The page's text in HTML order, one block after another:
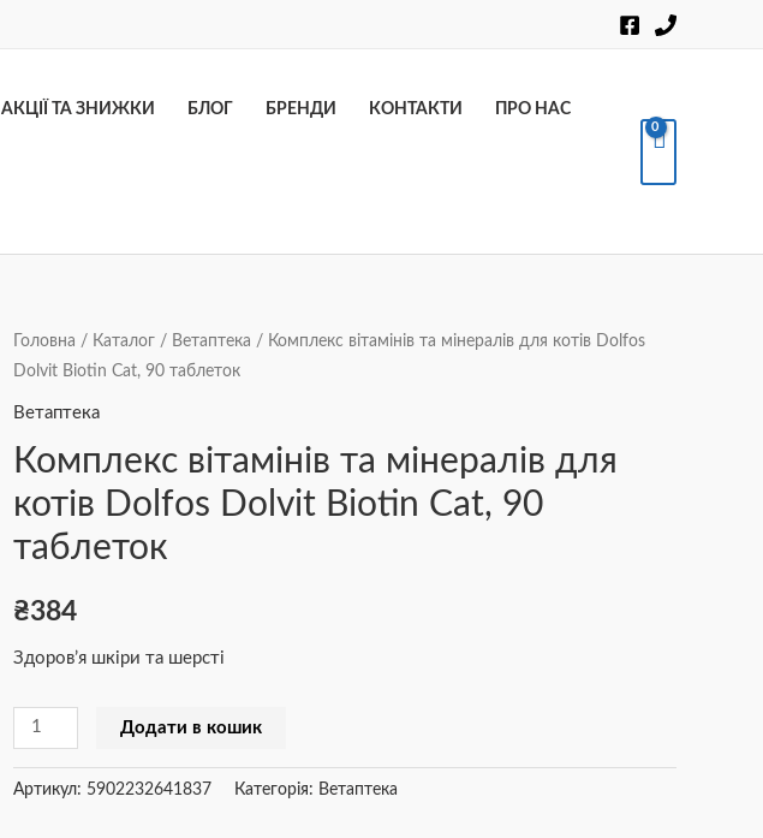
АКЦІЇ ТА ЗНИЖКИ БЛОГ БРЕНДИ КОНТАКТИ ПРО НАС
Головна / Каталог / Ветаптека / Комплекс вітамінів та мінералів для котів Dolfos
Dolvit Biotin Cat, 90 таблеток
Ветаптека
Комплекс вітамінів та мінералів для
котів Dolfos Dolvit Biotin Cat, 90
таблеток
₴384
Здоров’я шкіри та шерсті
Комплекс
вітамінів
та
для
котів
Dolfos
Biotin
90
кількість
Додати в кошик
Артикул: 5902232641837 Категорія: Ветаптека